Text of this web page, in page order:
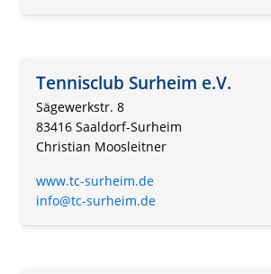
Tennisclub Surheim e.V.
Sägewerkstr. 8
83416 Saaldorf-Surheim
Christian Moosleitner
www.tc-surheim.de
info@tc-surheim.de